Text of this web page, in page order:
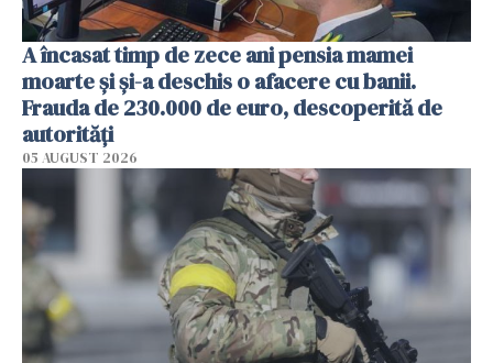
A încasat timp de zece ani pensia mamei
moarte și și-a deschis o afacere cu banii.
Frauda de 230.000 de euro, descoperită de
autorități
05 AUGUST 2026